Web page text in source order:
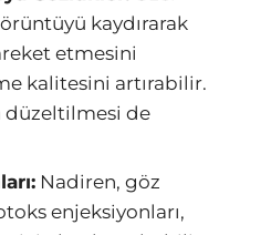
kaydırarak
etmesini
kalitesini artırabilir.
düzeltilmesi de
Nadiren, göz
enjeksiyonları,